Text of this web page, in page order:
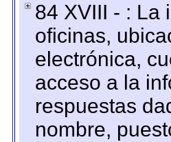
84 XVIII - : La
oficinas,
electrónica,
acceso a la
respuestas
nombre,